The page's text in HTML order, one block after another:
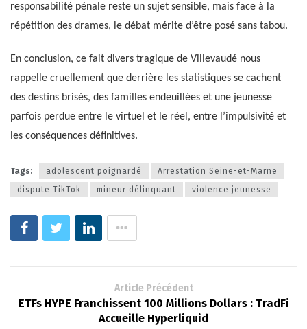
responsabilité pénale reste un sujet sensible, mais face à la
répétition des drames, le débat mérite d’être posé sans tabou.
En conclusion, ce fait divers tragique de Villevaudé nous
rappelle cruellement que derrière les statistiques se cachent
des destins brisés, des familles endeuillées et une jeunesse
parfois perdue entre le virtuel et le réel, entre l’impulsivité et
les conséquences définitives.
Tags: adolescent poignardé
Arrestation Seine-et-Marne
dispute TikTok
mineur délinquant violence jeunesse
Article Précédent
ETFs HYPE Franchissent 100 Millions Dollars : TradFi
Accueille Hyperliquid